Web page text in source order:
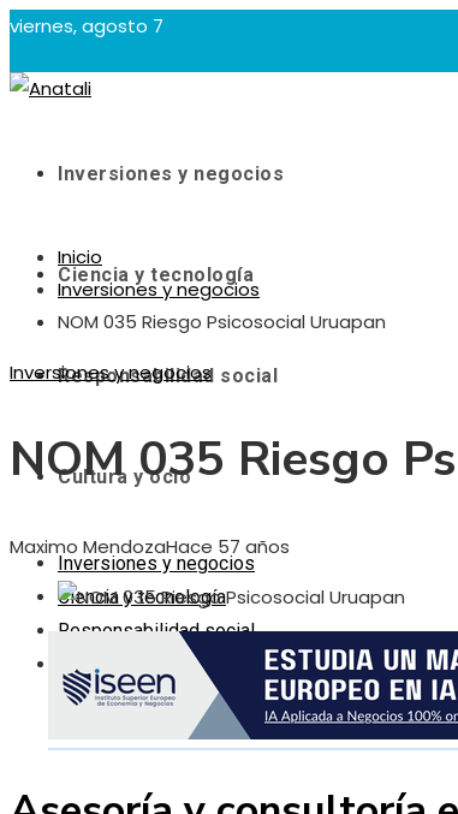
viernes, agosto 7
Inversiones y negocios
Ciencia y tecnología
Responsabilidad social
Cultura y ocio
Inversiones y negocios
Ciencia y tecnología
Responsabilidad social
Cultura y ocio
Inicio
Inversiones y negocios
NOM 035 Riesgo Psicosocial Uruapan
Inversiones y negocios
NOM 035 Riesgo
Maximo MendozaHace 57 años